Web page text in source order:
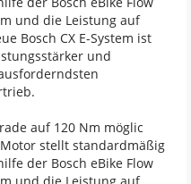
und die Leistung auf
Bosch CX E-System ist
und
auf 120 Nm möglic
Motor stellt standardmäßig
der Bosch eBike Flow